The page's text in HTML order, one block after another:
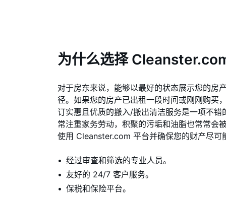
为什么选择
对于房东来说，能够以最好的状态展示您的房
径。如果您的房产已出租一段时间或刚刚购买
订实惠且优质的搬入/搬出清洁服务是一项不错
常注重家务劳动，积聚的污垢和油脂也常常会
使用 Cleanster.com 平台并确保您的财产尽可
经过审查和筛选的专业人员。
友好的 24/7 客户服务。
保税和保险平台。